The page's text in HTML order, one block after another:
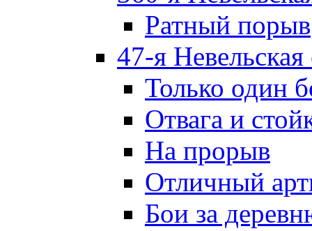
Ратный порыв
47-я Невельская
Только один
Отвага и
На прорыв
Отличный
Бои за